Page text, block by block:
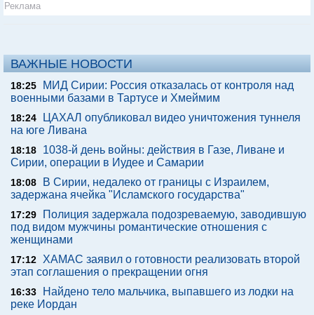
Реклама
ВАЖНЫЕ НОВОСТИ
18:25
МИД Сирии: Россия отказалась от контроля над
военными базами в Тартусе и Хмеймим
18:24
ЦАХАЛ опубликовал видео уничтожения туннеля
на юге Ливана
18:18
1038-й день войны: действия в Газе, Ливане и
Сирии, операции в Иудее и Самарии
18:08
В Сирии, недалеко от границы с Израилем,
задержана ячейка "Исламского государства"
17:29
Полиция задержала подозреваемую, заводившую
под видом мужчины романтические отношения с
женщинами
17:12 ХАМАС заявил о готовности реализовать второй
этап соглашения о прекращении огня
16:33
Найдено тело мальчика, выпавшего из лодки на
реке Иордан